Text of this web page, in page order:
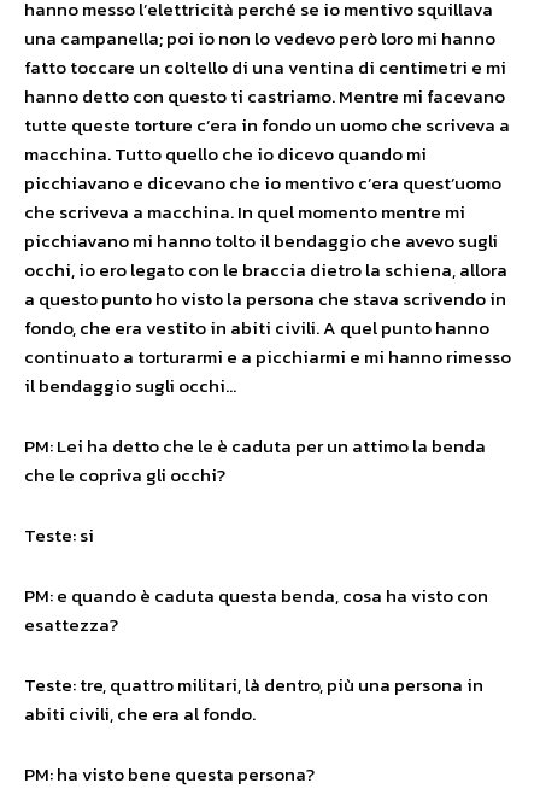
hanno messo l’elettricità perché se io mentivo squillava
una campanella; poi io non lo vedevo però loro mi hanno
fatto toccare un coltello di una ventina di centimetri e mi
hanno detto con questo ti castriamo. Mentre mi facevano
tutte queste torture c’era in fondo un uomo che scriveva a
macchina. Tutto quello che io dicevo quando mi
picchiavano e dicevano che io mentivo c’era quest’uomo
che scriveva a macchina. In quel momento mentre mi
picchiavano mi hanno tolto il bendaggio che avevo sugli
occhi, io ero legato con le braccia dietro la schiena, allora
a questo punto ho visto la persona che stava scrivendo in
fondo, che era vestito in abiti civili. A quel punto hanno
continuato a torturarmi e a picchiarmi e mi hanno rimesso
il bendaggio sugli occhi…
PM: Lei ha detto che le è caduta per un attimo la benda
che le copriva gli occhi?
Teste: si
PM: e quando è caduta questa benda, cosa ha visto con
esattezza?
Teste: tre, quattro militari, là dentro, più una persona in
abiti civili, che era al fondo.
PM: ha visto bene questa persona?